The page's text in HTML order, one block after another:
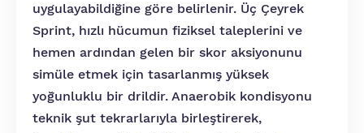
uygulayabildiğine göre belirlenir. Üç Çeyrek
Sprint, hızlı hücumun fiziksel taleplerini ve
hemen ardından gelen bir skor aksiyonunu
simüle etmek için tasarlanmış yüksek
yoğunluklu bir drildir. Anaerobik kondisyonu
teknik şut tekrarlarıyla birleştirerek,